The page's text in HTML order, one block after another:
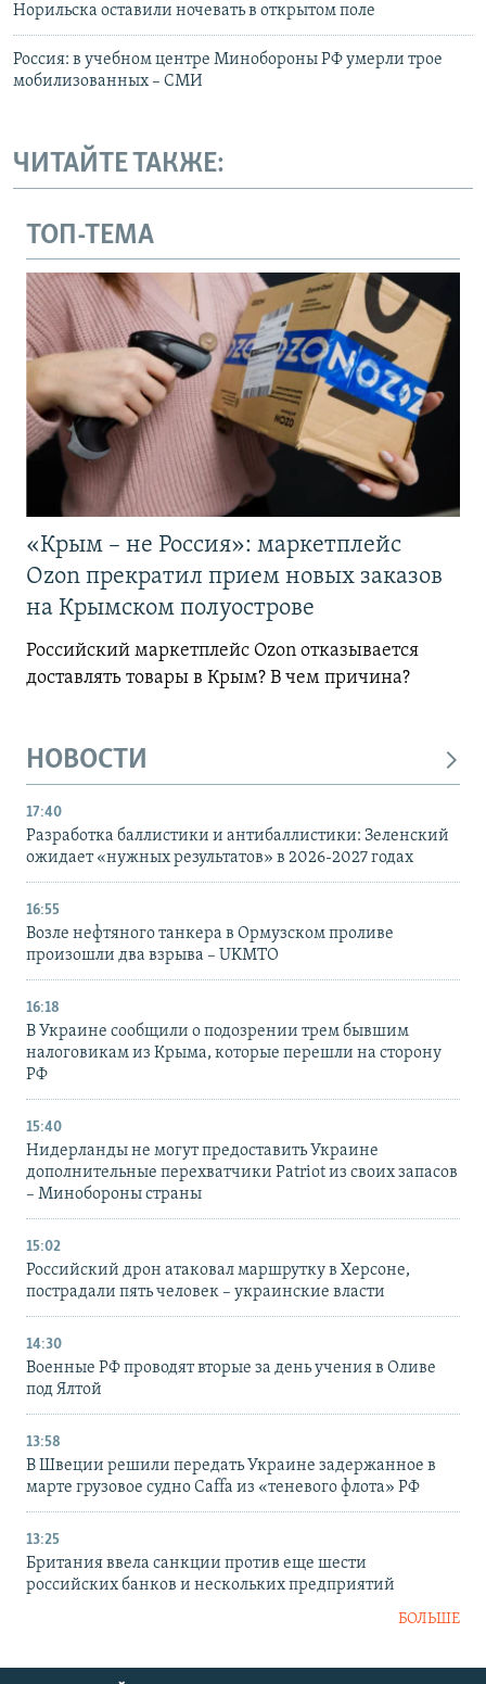
Норильска оставили ночевать в открытом поле
Россия: в учебном центре Минобороны РФ умерли трое
мобилизованных – СМИ
ЧИТАЙТЕ ТАКЖЕ:
ТОП-ТЕМА
«Крым – не Россия»: маркетплейс
Ozon прекратил прием новых заказов
на Крымском полуострове
Российский маркетплейс Ozon отказывается
доставлять товары в Крым? В чем причина?
НОВОСТИ
17:40
Разработка баллистики и антибаллистики: Зеленский
ожидает «нужных результатов» в 2026-2027 годах
16:55
Возле нефтяного танкера в Ормузском проливе
произошли два взрыва – UKMTO
16:18
В Украине сообщили о подозрении трем бывшим
налоговикам из Крыма, которые перешли на сторону
РФ
15:40
Нидерланды не могут предоставить Украине
дополнительные перехватчики Patriot из своих запасов
– Минобороны страны
15:02
Российский дрон атаковал маршрутку в Херсоне,
пострадали пять человек – украинские власти
14:30
Военные РФ проводят вторые за день учения в Оливе
под Ялтой
13:58
В Швеции решили передать Украине задержанное в
марте грузовое судно Caffa из «теневого флота» РФ
13:25
Британия ввела санкции против еще шести
российских банков и нескольких предприятий
БОЛЬШЕ